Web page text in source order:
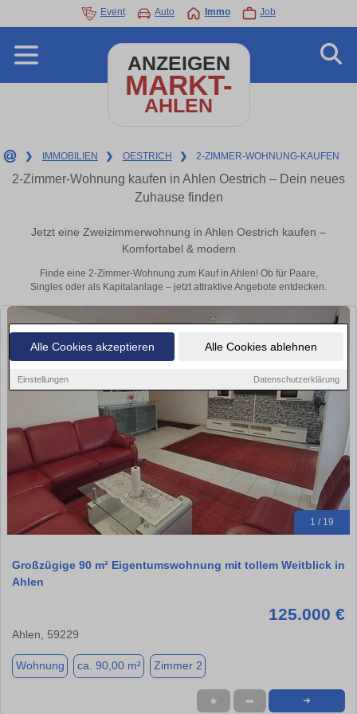
Alle Cookies akzeptieren Alle Cookies ablehnen
Einstellungen Datenschutzerklärung
Event Auto Immo Job
ANZEIGEN
MARKT-
AHLEN
❯ IMMOBILIEN ❯ OESTRICH ❯ 2-ZIMMER-WOHNUNG-KAUFEN
2-Zimmer-Wohnung kaufen in Ahlen Oestrich – Dein neues
Zuhause finden
Jetzt eine Zweizimmerwohnung in Ahlen Oestrich kaufen –
Komfortabel & modern
Finde eine 2-Zimmer-Wohnung zum Kauf in Ahlen! Ob für Paare,
Singles oder als Kapitalanlage – jetzt attraktive Angebote entdecken.
1 / 19
Großzügige 90 m² Eigentumswohnung mit tollem Weitblick in
Ahlen
125.000 €
Ahlen, 59229
Wohnung ca. 90,00 m² Zimmer 2
★ ➦ ➜